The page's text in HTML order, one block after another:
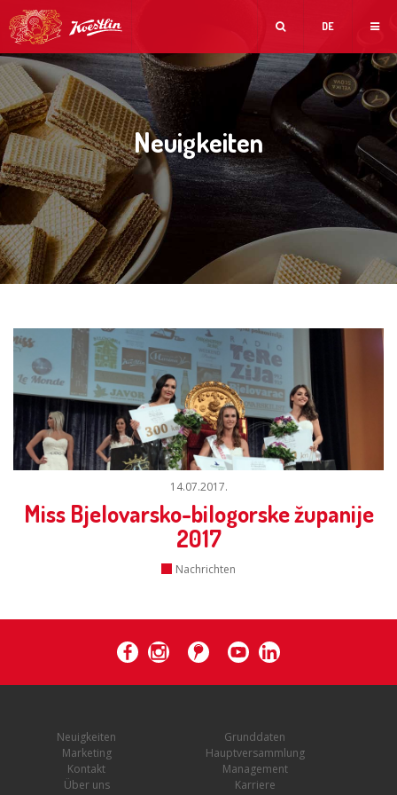
DE
Neuigkeiten
14.07.2017.
Miss Bjelovarsko-bilogorske županije
2017
Nachrichten
Neuigkeiten
Marketing
Kontakt
Über uns
Grunddaten
Hauptversammlung
Management
Karriere